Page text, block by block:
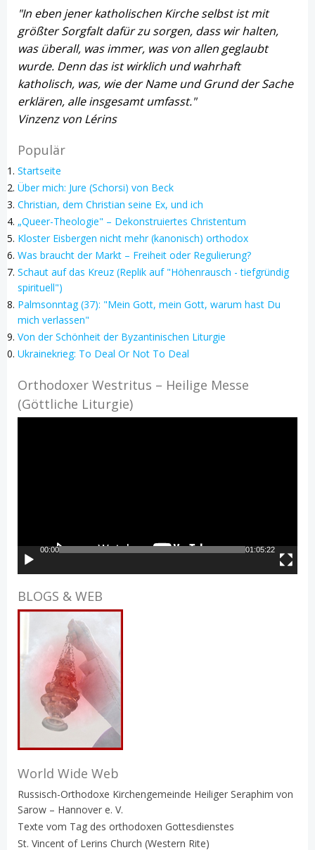
"In eben jener katholischen Kirche selbst ist mit
größter Sorgfalt dafür zu sorgen, dass wir halten,
was überall, was immer, was von allen geglaubt
wurde. Denn das ist wirklich und wahrhaft
katholisch, was, wie der Name und Grund der Sache
erklären, alle insgesamt umfasst."
Vinzenz von Lérins
Populär
Startseite
Über mich: Jure (Schorsi) von Beck
Christian, dem Christian seine Ex, und ich
„Queer-Theologie" – Dekonstruiertes Christentum
Kloster Eisbergen nicht mehr (kanonisch) orthodox
Was braucht der Markt – Freiheit oder Regulierung?
Schaut auf das Kreuz (Replik auf "Höhenrausch - tiefgründig
spirituell")
Palmsonntag (37): "Mein Gott, mein Gott, warum hast Du
mich verlassen"
Von der Schönheit der Byzantinischen Liturgie
Ukrainekrieg: To Deal Or Not To Deal
Orthodoxer Westritus – Heilige Messe
(Göttliche Liturgie)
00:00 01:05:22
BLOGS & WEB
World Wide Web
Russisch-Orthodoxe Kirchengemeinde Heiliger Seraphim von
Sarow – Hannover e. V.
Texte vom Tag des orthodoxen Gottesdienstes
St. Vincent of Lerins Church (Western Rite)